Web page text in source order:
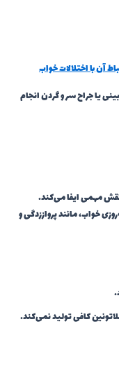
آن با اختلالات خواب
یا جراح سر و گردن انجام
مهمی ایفا می‌کند.
خواب، مانند پرواززدگی و
کافی تولید نمی‌کند.